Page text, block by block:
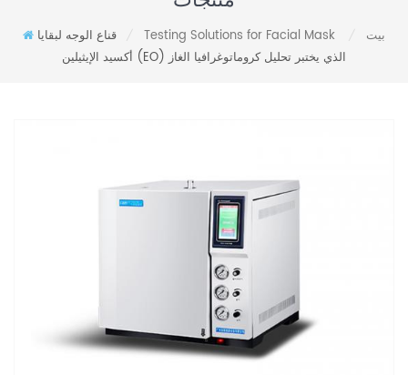
بيت Testing Solutions for Facial Mask
قناع الوجه لبقايا
أكسيد الإيثيلين (EO) الذي يختبر تحليل كروماتوغرافيا الغاز